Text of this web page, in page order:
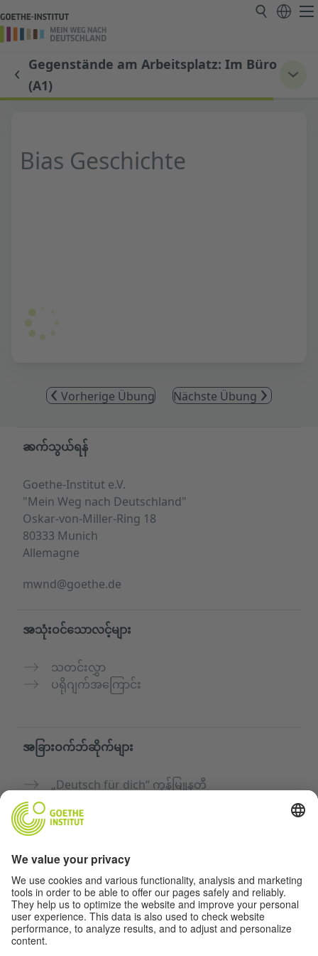
Gegenstände am Arbeitsplatz: Im Büro
(A1)
Bias Geschichte
Vorherige Übung Nächste Übung
Service- und Informationsbereich
ဆက်သွယ်ရန်
Goethe-Institut e.V.
"Mein Weg nach Deutschland"
Oskar-von-Miller-Ring 18
80333 Munich
Allemagne
mwnd@goethe.de
အသုံးဝင်သောလင့်များ
သတင်းလွှာ
ပရိုဂျက်အကြောင်း
အခြားဝက်ဘ်ဆိုက်များ
„Deutsch für dich“ ကွန်မြူနတီ
Goethe-Institut ၏ ဂျာမန်ဘာသာသင်တန်းများ
ကိုယ်ရေးအချက်အလက်နှင့် ဝင်ရောက်နိုင်မှု
ကိုယ်ရေးလုံခြုံမှုသတ်မှတ်ချက်များ